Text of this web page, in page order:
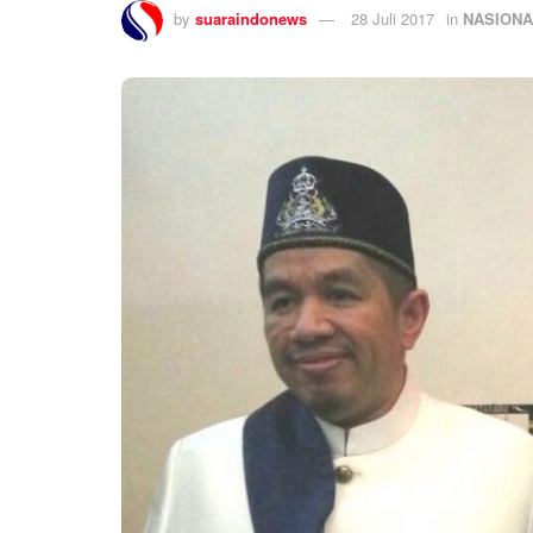
by suaraindonews 28 Juli 2017 in